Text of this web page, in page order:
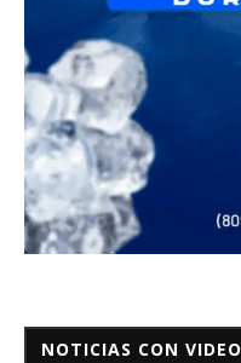
NOTICIAS CON VIDEO